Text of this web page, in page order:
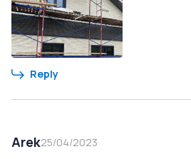
Reply
Arek25/04/2023